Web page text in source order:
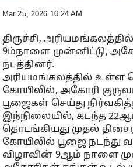
Mar 25, 2026 10:24 AM
திருச்சி,
9ம்நாளை முன்னிட்டு,
நடத்தினர்.
அரியமங்கலத்தில் உள்ள
கோயிலில், அகோரி
பூஜைகள் செய்து
இந்நிலையில், கடந்த 22ஆம்
தொடங்கியது முதல்
கோயிலில் பூஜை நடந்து
விழாவின் 9ஆம் நாளை